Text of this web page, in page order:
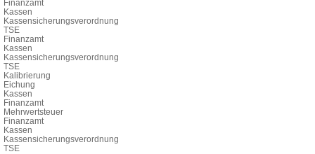
Finanzamt
Kassen
Kassensicherungsverordnung
TSE
Finanzamt
Kassen
Kassensicherungsverordnung
TSE
Kalibrierung
Eichung
Kassen
Finanzamt
Mehrwertsteuer
Finanzamt
Kassen
Kassensicherungsverordnung
TSE